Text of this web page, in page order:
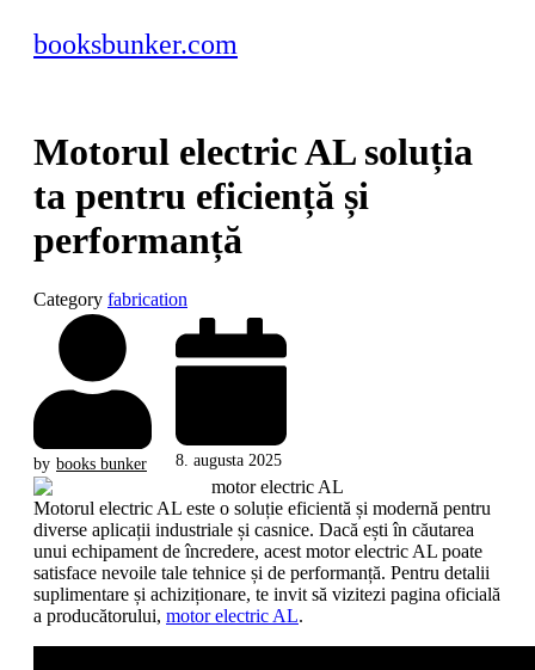
booksbunker.com
Motorul electric AL soluția
ta pentru eficiență și
performanță
Category fabrication
by books bunker 8. augusta 2025
Motorul electric AL este o soluție eficientă și modernă pentru
diverse aplicații industriale și casnice. Dacă ești în căutarea
unui echipament de încredere, acest motor electric AL poate
satisface nevoile tale tehnice și de performanță. Pentru detalii
suplimentare și achiziționare, te invit să vizitezi pagina oficială
a producătorului, motor electric AL.